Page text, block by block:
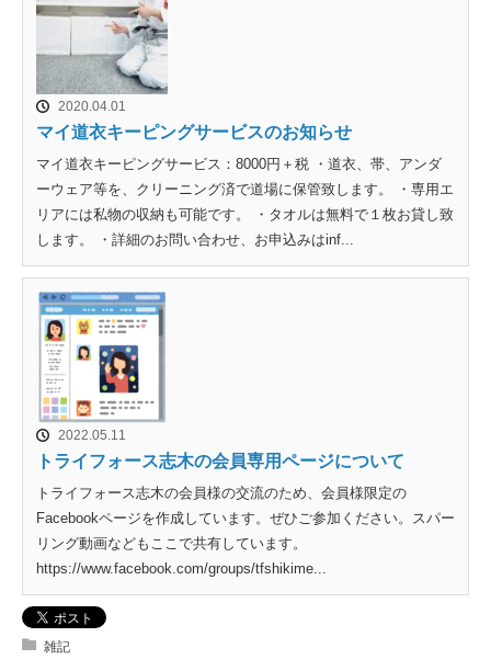
2020.04.01
マイ道衣キーピングサービスのお知らせ
マイ道衣キーピングサービス：8000円＋税 ・道衣、帯、アンダ
ーウェア等を、クリーニング済で道場に保管致します。 ・専用エ
リアには私物の収納も可能です。 ・タオルは無料で１枚お貸し致
します。 ・詳細のお問い合わせ、お申込みはinf...
2022.05.11
トライフォース志木の会員専用ページについて
トライフォース志木の会員様の交流のため、会員様限定の
Facebookページを作成しています。ぜひご参加ください。スパー
リング動画などもここで共有しています。
https://www.facebook.com/groups/tfshikime...
雑記